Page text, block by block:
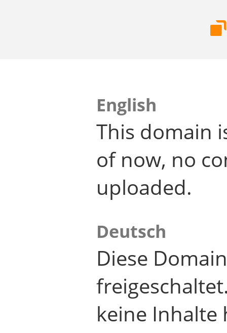
English
This domain
of now, no
uploaded.
Deutsch
Diese
keine Inhalte